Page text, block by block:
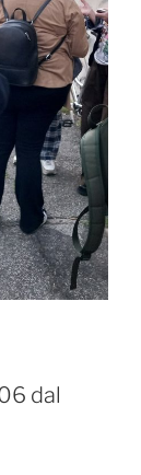
dal